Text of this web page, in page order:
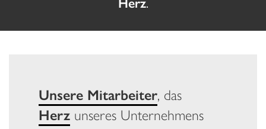
Unsere Mitarbeiter, das
Herz unseres Unternehmens